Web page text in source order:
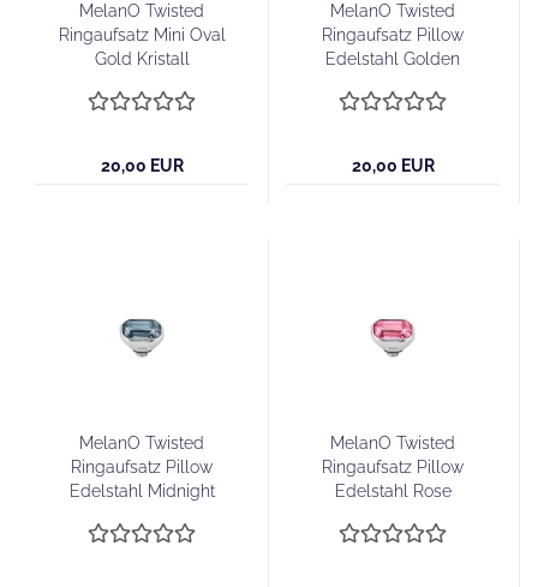
MelanO Twisted
Ringaufsatz Mini Oval
Gold Kristall
20,00 EUR
MelanO Twisted
Ringaufsatz Pillow
Edelstahl Golden
20,00 EUR
MelanO Twisted
Ringaufsatz Pillow
Edelstahl Midnight
MelanO Twisted
Ringaufsatz Pillow
Edelstahl Rose